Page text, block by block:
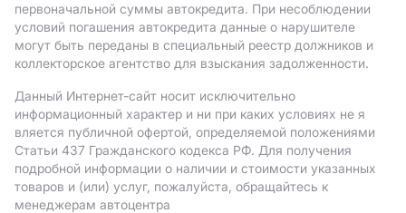
первоначальной суммы автокредита. При несоблюдении
условий погашения автокредита данные о нарушителе
могут быть переданы в специальный реестр должников и
коллекторское агентство для взыскания задолженности.
Данный Интернет-сайт носит исключительно
информационный характер и ни при каких условиях не я
вляется публичной офертой, определяемой положениями
Статьи 437 Гражданского кодекса РФ. Для получения
подробной информации о наличии и стоимости указанных
товаров и (или) услуг, пожалуйста, обращайтесь к
менеджерам автоцентра